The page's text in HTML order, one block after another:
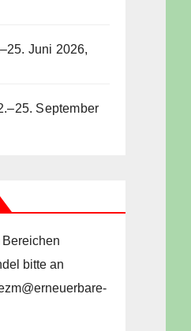
Juni 2026,
September
bitte an